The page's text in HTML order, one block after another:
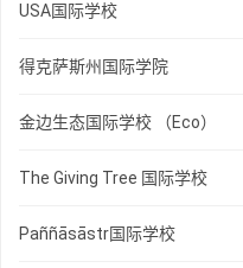
USA国际学校
得克萨斯州国际学院
金边生态国际学校 （Eco）
The Giving Tree 国际学校
Paññāsāstr国际学校